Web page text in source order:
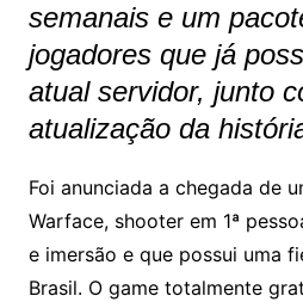
semanais e um
jogadores que já
atual servidor, junto
atualização da
Foi anunciada a chegada de
Warface, shooter em 1ª
e imersão e que possui uma
Brasil. O game totalmente